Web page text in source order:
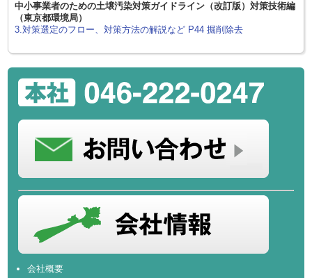
中小事業者のための土壌汚染対策ガイドライン（改訂版）対策技術編
（東京都環境局）
3.対策選定のフロー、対策方法の解説など P44 掘削除去
会社概要